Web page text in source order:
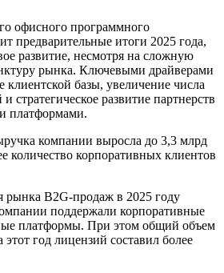
офисного программного
предварительные итоги 2025 года,
развитие, несмотря на сложную
рынка. Ключевыми драйверами
клиентской базы, увеличение числа
стратегическое развитие партнерств
платформами.
компании выросла до 3,3 млрд
количество корпоративных клиентов
рынка B2G-продаж в 2025 году
поддержали корпоративные
платформы. При этом общий объем
этот год лицензий составил более